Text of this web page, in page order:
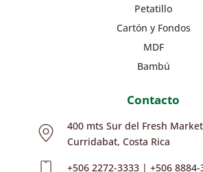
Petatillo
Cartón y Fondos
MDF
Bambú
Contacto
400 mts Sur del Fresh
Curridabat, Costa Rica
+506 2272-3333 | +506 8884-